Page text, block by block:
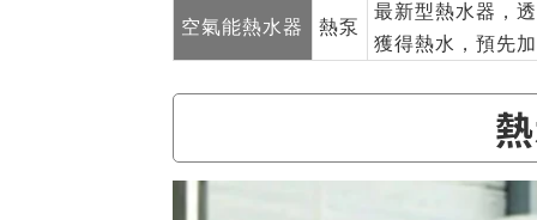
空氣能熱水器 熱泵
最新型熱水器，
獲得熱水，預先